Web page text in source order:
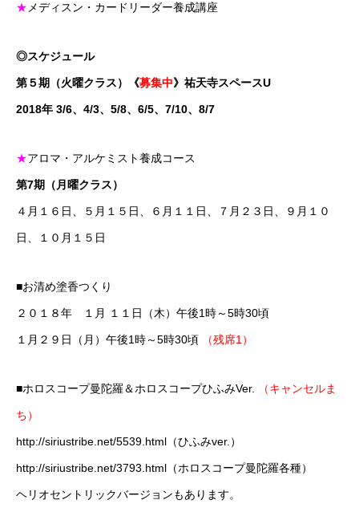
★ メディスン・カードリーダー養成講座
◎スケジュール
第５期（火曜クラス）《募集中》祐天寺スペースU
2018年 3/6、4/3、5/8、6/5、7/10、8/7
★アロマ・アルケミスト養成コース
第7期（月曜クラス）
４月１６日、５月１５日、６月１１日、７月２３日、９月１０
日、１０月１５日
■お清め塗香つくり
２０１８年 １月 １１日（木）午後1時～5時30頃
１月２９日（月）午後1時～5時30頃 （残席1）
■ホロスコープ曼陀羅＆ホロスコープひふみVer. （キャンセルま
ち）
http://siriustribe.net/5539.html （ひふみver.）
http://siriustribe.net/3793.html （ホロスコープ曼陀羅各種）
ヘリオセントリックバージョンもあります。